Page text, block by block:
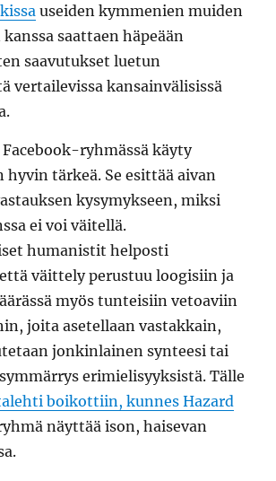
useiden kymmenien muiden
saattaen häpeään
saavutukset luetun
vertailevissa kansainvälisissä
ryhmässä käyty
hyvin tärkeä. Se esittää aivan
kysymykseen, miksi
ei voi väitellä.
humanistit helposti
väittely perustuu loogisiin ja
myös tunteisiin vetoaviin
joita asetellaan vastakkain,
jonkinlainen synteesi tai
erimielisyyksistä. Tälle
boikottiin, kunnes Hazard
näyttää ison, haisevan